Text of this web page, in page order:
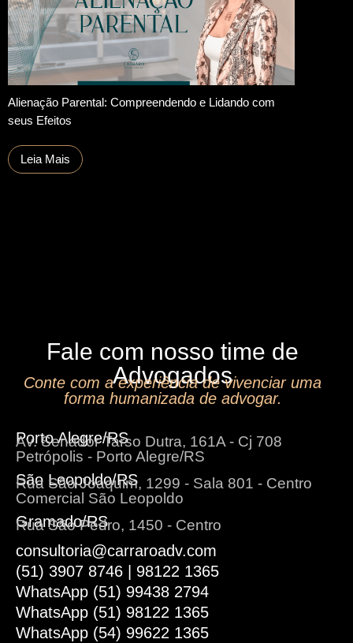
Alienação Parental: Compreendendo e Lidando com
seus Efeitos
Leia Mais
Fale com nosso time de
Advogados
Conte com a experiência de vivenciar uma
forma humanizada de advogar.
Porto Alegre/RS
Av. Senador Tarso Dutra, 161A - Cj 708
Petrópolis - Porto Alegre/RS
São Leopoldo/RS
Rua São Joaquim, 1299 - Sala 801 - Centro
Comercial São Leopoldo
Gramado/RS
Rua São Pedro, 1450 - Centro
consultoria@carraroadv.com
(51) 3907 8746 | 98122 1365
WhatsApp (51) 99438 2794
WhatsApp (51) 98122 1365
WhatsApp (54) 99622 1365